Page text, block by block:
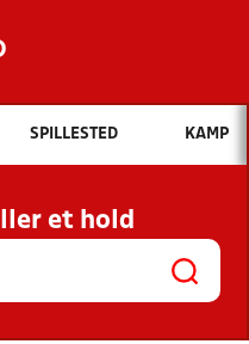
Hvad vil du søge efter?
OG NYHEDER
KLUBBER OG
SPILLESTED KAMP
et hold